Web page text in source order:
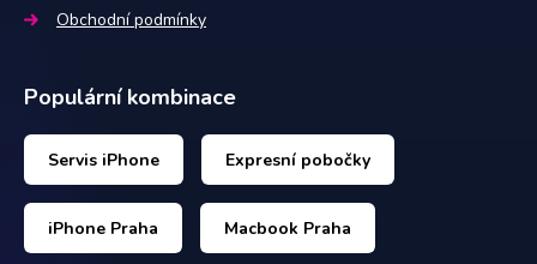
Obchodní podmínky
Populární kombinace
Servis iPhone Expresní pobočky
iPhone Praha Macbook Praha